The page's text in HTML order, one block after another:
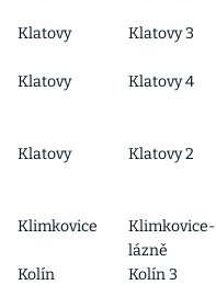
Klatovy
Klatovy 3
Klatovy
Klatovy 4
Klatovy
Klatovy 2
Klimkovice
Klimkovice-
lázně
Kolín
Kolín 3